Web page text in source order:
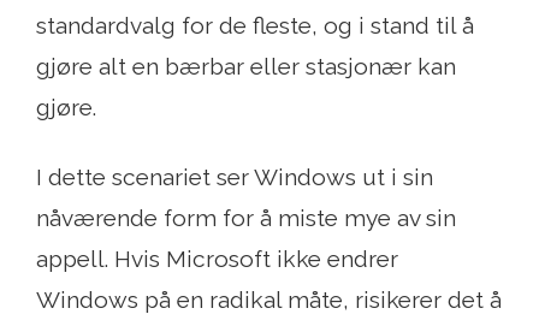
standardvalg for de fleste, og i stand til å
gjøre alt en bærbar eller stasjonær kan
gjøre.
I dette scenariet ser Windows ut i sin
nåværende form for å miste mye av sin
appell. Hvis Microsoft ikke endrer
Windows på en radikal måte, risikerer det å